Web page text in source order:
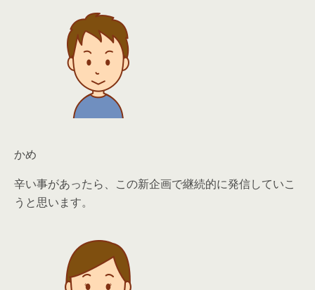
かめ
辛い事があったら、この新企画で継続的に発信していこ
うと思います。